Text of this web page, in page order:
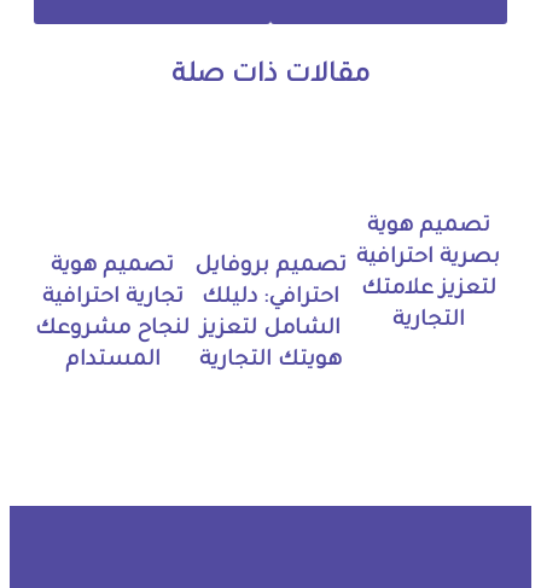
مقالات ذات صلة
تصميم هوية
بصرية احترافية
لتعزيز علامتك
التجارية
تصميم بروفايل
احترافي: دليلك
الشامل لتعزيز
هويتك التجارية
تصميم هوية
تجارية احترافية
لنجاح مشروعك
المستدام